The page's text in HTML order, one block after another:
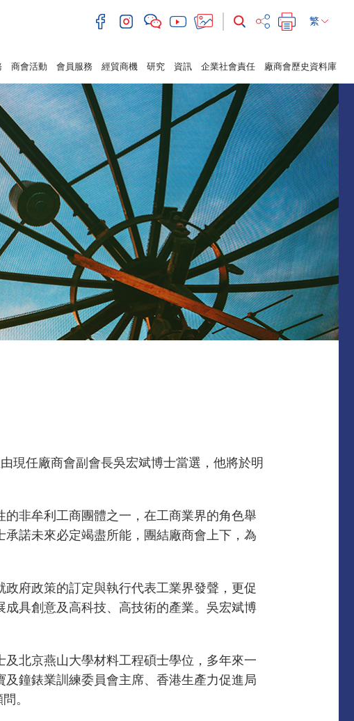
繁
商會活動 會員服務 經貿商機 研究 資訊 企業社會責任 廠商會歷史資料庫
現任廠商會副會長吳宏斌博士當選，他將於明
非牟利工商團體之一，在工商業界的角色舉
諾未來必定竭盡所能，團結廠商會上下，為
府政策的訂定與執行代表工業界發聲，更促
具創意及高科技、高技術的產業。吳宏斌博
北京燕山大學材料工程碩士學位，多年來一
鐘錶業訓練委員會主席、香港生產力促進局
。